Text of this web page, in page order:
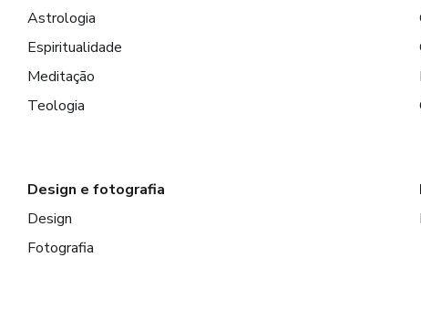
Astrologia
Espiritualidade
Meditação
Teologia
Design e fotografia
Design
Fotografia